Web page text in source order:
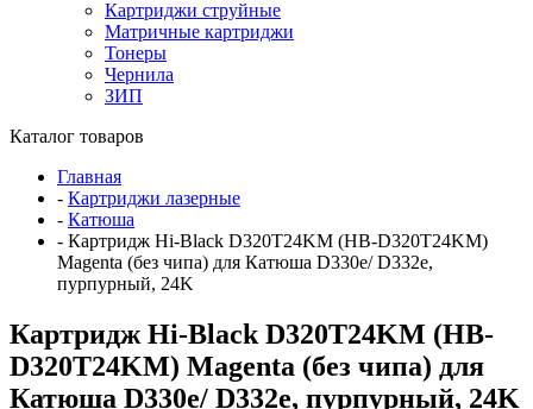
Картриджи струйные
Матричные картриджи
Тонеры
Чернила
ЗИП
Каталог товаров
Главная
- Картриджи лазерные
- Катюша
- Картридж Hi-Black D320T24KM (HB-D320T24KM)
Magenta (без чипа) для Катюша D330e/ D332e,
пурпурный, 24K
Картридж Hi-Black D320T24KM (HB-
D320T24KM) Magenta (без чипа) для
Катюша D330e/ D332e, пурпурный, 24K